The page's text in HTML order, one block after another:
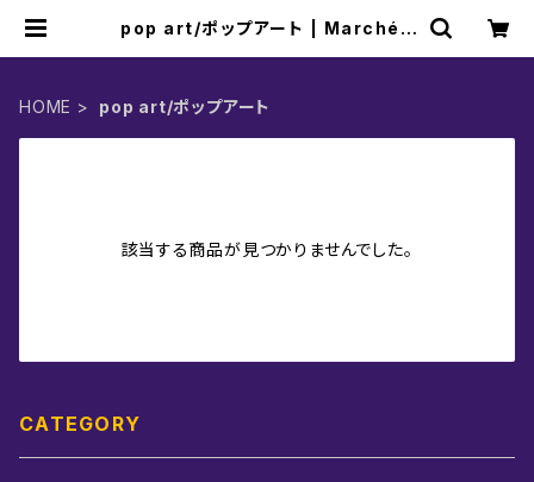
pop art/ポップアート | Marchéli
HOME pop art/ポップアート
該当する商品が見つかりませんでした。
CATEGORY